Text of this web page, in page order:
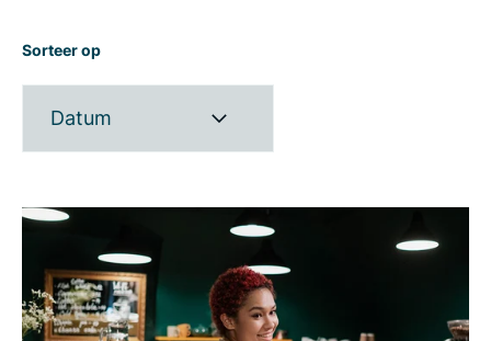
Sorteer op
Datum